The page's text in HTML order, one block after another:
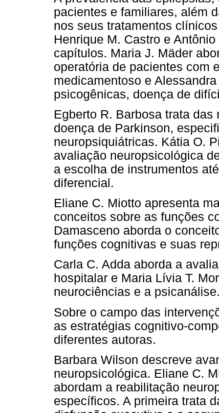
pacientes e familiares, além
nos seus tratamentos
Henrique M. Castro e
capítulos. Maria J. Mäder
operatória de pacientes com
medicamentoso e
psicogênicas, doença de
Egberto R. Barbosa trata
doença de Parkinson,
neuropsiquiátricas. Kátia O.
avaliação neuropsicológica
a escolha de instrumentos
diferencial.
Eliane C. Miotto apresenta
conceitos sobre as funções
Damasceno aborda o
funções cognitivas e suas
Carla C. Adda aborda a
hospitalar e Maria Lívia T.
neurociências e a
Sobre o campo das
as estratégias cognitivo-
diferentes autoras.
Barbara Wilson descreve
neuropsicológica. Eliane C.
abordam a reabilitação
específicos. A primeira trata